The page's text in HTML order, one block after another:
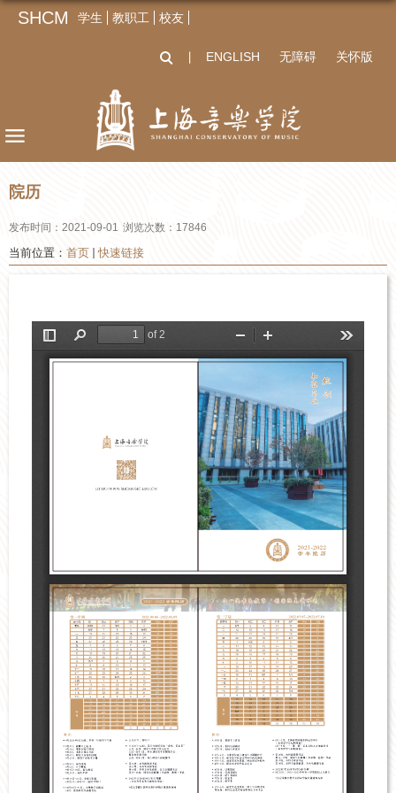
SHCM 学生 教职工 校友
ENGLISH 无障碍 关怀版
院历
发布时间：2021-09-01 浏览次数： 17846
当前位置： 首页 快速链接